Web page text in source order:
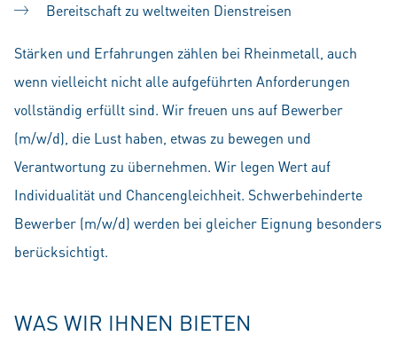
Bereitschaft zu weltweiten Dienstreisen
Stärken und Erfahrungen zählen bei Rheinmetall, auch
wenn vielleicht nicht alle aufgeführten Anforderungen
vollständig erfüllt sind. Wir freuen uns auf Bewerber
(m/w/d), die Lust haben, etwas zu bewegen und
Verantwortung zu übernehmen. Wir legen Wert auf
Individualität und Chancengleichheit. Schwerbehinderte
Bewerber (m/w/d) werden bei gleicher Eignung besonders
berücksichtigt.
WAS WIR IHNEN BIETEN